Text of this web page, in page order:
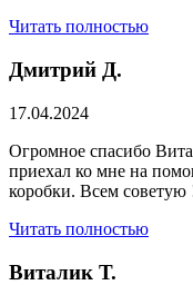
Читать полностью
Дмитрий Д.
17.04.2024
Огромное спасибо
приехал ко мне на
коробки. Всем советую
Читать полностью
Виталик Т.